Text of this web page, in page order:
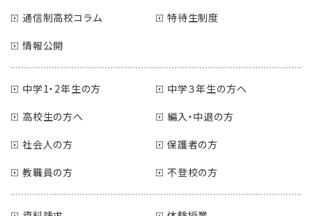
通信制高校コラム
特待生制度
情報公開
中学1・2年生の方
中学３年生の方へ
高校生の方へ
編入・中退の方
社会人の方
保護者の方
教職員の方
不登校の方